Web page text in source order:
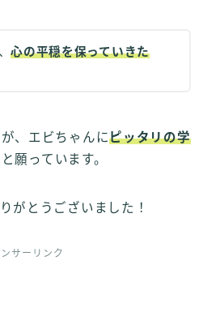
心の平穏を保っていきた
、エビちゃんにピッタリの学
願っています。
がとうございました！
サーリンク